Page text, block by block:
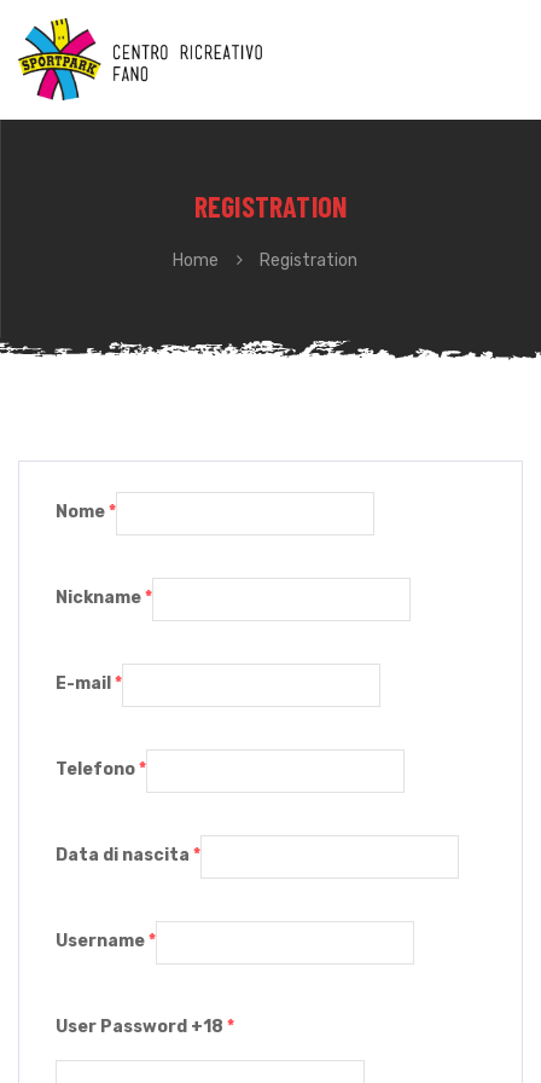
REGISTRATION
Home Registration
Nome*
Nickname*
E-mail *
Telefono*
Data di nascita *
Username*
User Password +18 *